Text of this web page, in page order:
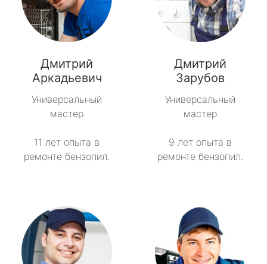
Дмитрий
Аркадьевич
Универсальный
мастер
11 лет опыта в
ремонте бензопил.
Дмитрий
Зарубов
Универсальный
мастер
9 лет опыта в
ремонте бензопил.